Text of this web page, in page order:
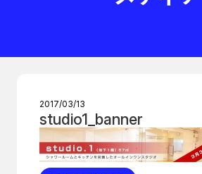
2017/03/13
studio1_banner